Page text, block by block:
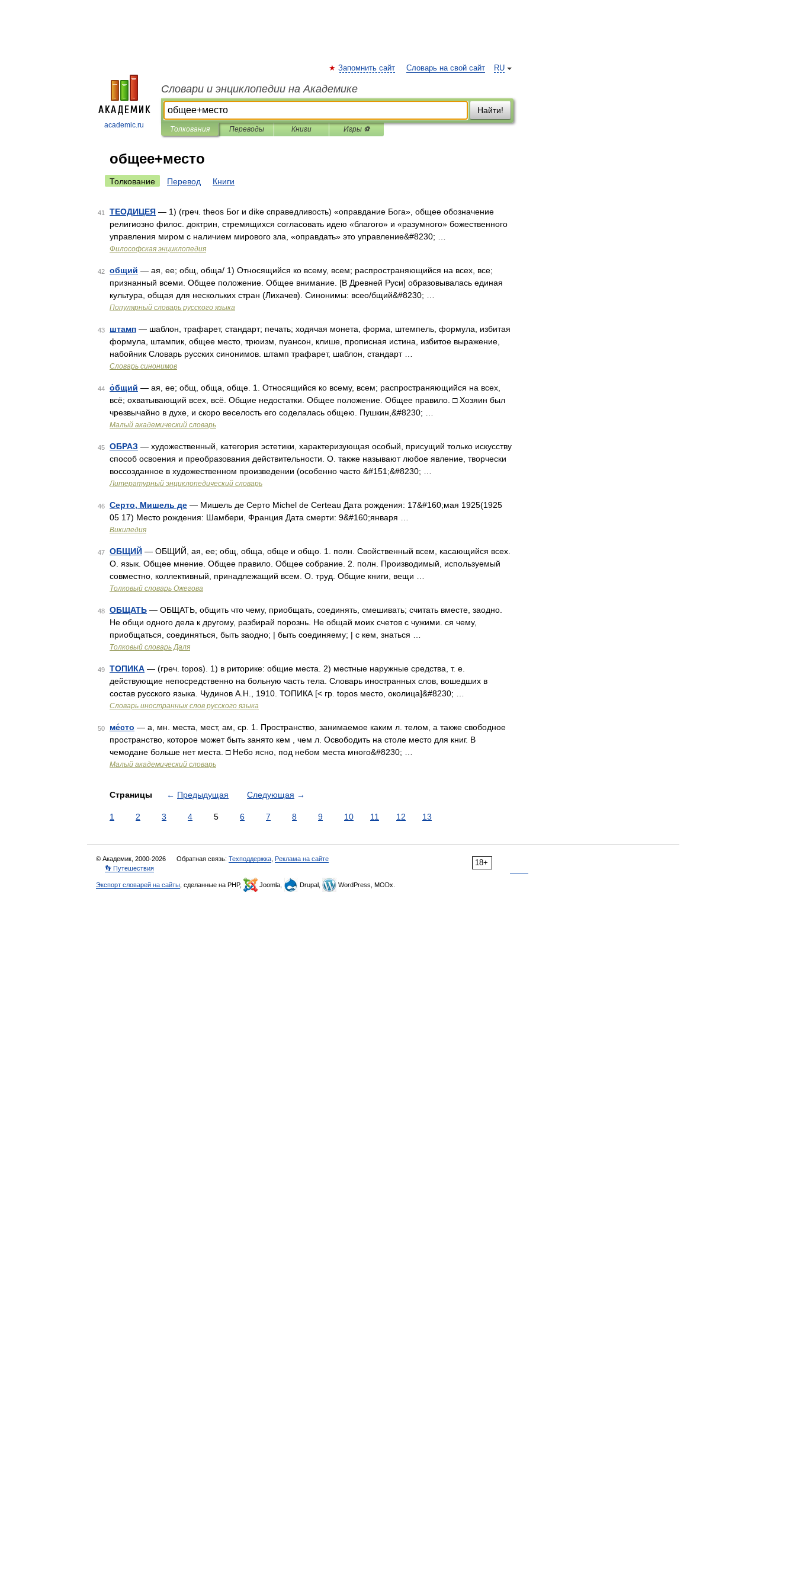
academic.ru
RU
Запомнить сайт Словарь на свой сайт
Словари и энциклопедии на Академике
Найти!
Толкования Переводы Книги Игры ⚽
общее+место
Толкование Перевод Книги
41 ТЕОДИЦЕЯ — 1) (греч. theos Бог и dike справедливость) «оправдание Бога», общее обозначение
религиозно филос. доктрин, стремящихся согласовать идею «благого» и «разумного» божественного
управления миром с наличием мирового зла, «оправдать» это управление&#8230; …
Философская энциклопедия
42 общий — ая, ее; общ, обща/ 1) Относящийся ко всему, всем; распространяющийся на всех, все;
признанный всеми. Общее положение. Общее внимание. [В Древней Руси] образовывалась единая
культура, общая для нескольких стран (Лихачев). Синонимы: всео/бщий&#8230; …
Популярный словарь русского языка
43 штамп — шаблон, трафарет, стандарт; печать; ходячая монета, форма, штемпель, формула, избитая
формула, штампик, общее место, трюизм, пуансон, клише, прописная истина, избитое выражение,
набойник Словарь русских синонимов. штамп трафарет, шаблон, стандарт …
Словарь синонимов
44 о́бщий — ая, ее; общ, обща, обще. 1. Относящийся ко всему, всем; распространяющийся на всех,
всё; охватывающий всех, всё. Общие недостатки. Общее положение. Общее правило. □ Хозяин был
чрезвычайно в духе, и скоро веселость его соделалась общею. Пушкин,&#8230; …
Малый академический словарь
45 ОБРАЗ — художественный, категория эстетики, характеризующая особый, присущий только искусству
способ освоения и преобразования действительности. О. также называют любое явление, творчески
воссозданное в художественном произведении (особенно часто &#151;&#8230; …
Литературный энциклопедический словарь
46 Серто, Мишель де — Мишель де Серто Michel de Certeau Дата рождения: 17&#160;мая 1925(1925
05 17) Место рождения: Шамбери, Франция Дата смерти: 9&#160;января …
Википедия
47 ОБЩИЙ — ОБЩИЙ, ая, ее; общ, обща, обще и общо. 1. полн. Свойственный всем, касающийся всех.
О. язык. Общее мнение. Общее правило. Общее собрание. 2. полн. Производимый, используемый
совместно, коллективный, принадлежащий всем. О. труд. Общие книги, вещи …
Толковый словарь Ожегова
48 ОБЩАТЬ — ОБЩАТЬ, общить что чему, приобщать, соединять, смешивать; считать вместе, заодно.
Не общи одного дела к другому, разбирай порознь. Не общай моих счетов с чужими. ся чему,
приобщаться, соединяться, быть заодно; | быть соединяему; | с кем, знаться …
Толковый словарь Даля
49 ТОПИКА — (греч. topos). 1) в риторике: общие места. 2) местные наружные средства, т. е.
действующие непосредственно на больную часть тела. Словарь иностранных слов, вошедших в
состав русского языка. Чудинов А.Н., 1910. ТОПИКА [< гр. topos место, околица]&#8230; …
Словарь иностранных слов русского языка
50 ме́сто — а, мн. места, мест, ам, ср. 1. Пространство, занимаемое каким л. телом, а также свободное
пространство, которое может быть занято кем , чем л. Освободить на столе место для книг. В
чемодане больше нет места. □ Небо ясно, под небом места много&#8230; …
Малый академический словарь
Страницы ← Предыдущая Следующая →
1 2 3 4 5 6 7 8 9 10 11 12 13
18+
© Академик, 2000-2026 Обратная связь: Техподдержка Реклама на сайте
👣 Путешествия
Экспорт словарей на сайты , сделанные на PHP, Joomla, Drupal, WordPress, MODx.